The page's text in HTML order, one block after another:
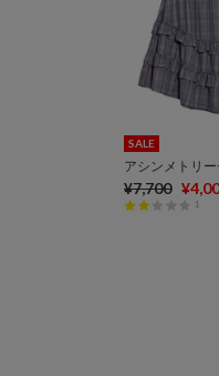
SALE
¥7,700
1